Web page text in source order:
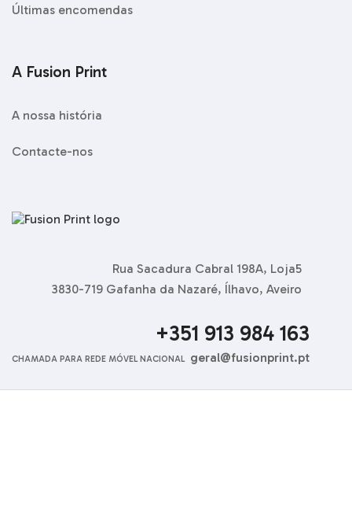
Últimas encomendas
A Fusion Print
A nossa história
Contacte-nos
Rua Sacadura Cabral 198A, Loja5
3830-719 Gafanha da Nazaré, Ílhavo, Aveiro
+351 913 984 163
CHAMADA PARA REDE MÓVEL NACIONAL geral@fusionprint.pt